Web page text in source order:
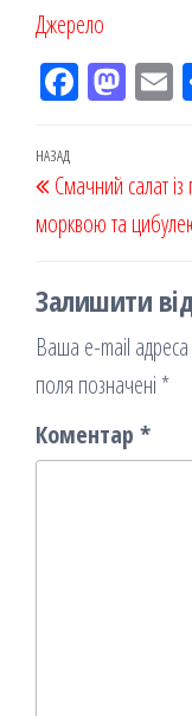
Джерело
Fac
eb
k
M
ast
on
Навігація
записів
Попередній
запис
НАЗАД
Смачний салат
морквою та
Залишити
Ваша e-mail
поля позначені *
Коментар *